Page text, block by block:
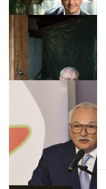
Makro
TÁMOGATÓI
TARTALOM
Családi
vállalkozások